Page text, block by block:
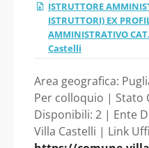
(AREA
PROFILO
Puglia -
Castelli
ISTRUTTORE
ISTRUTTORI) EX
AMMINISTRATIVO
Castelli
Area geografica:
Per colloquio | Stato
Disponibili: 2 | Ente
Villa Castelli | Link